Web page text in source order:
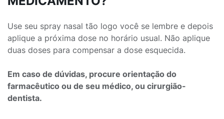
Use seu spray nasal tão logo você se lembre e depois
aplique a próxima dose no horário usual. Não aplique
duas doses para compensar a dose esquecida.
Em caso de dúvidas, procure orientação do
farmacêutico ou de seu médico, ou cirurgião-
dentista.